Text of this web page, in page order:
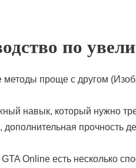
по
методы проще с другом
навык, который нужно
дополнительная прочность
Online есть несколько